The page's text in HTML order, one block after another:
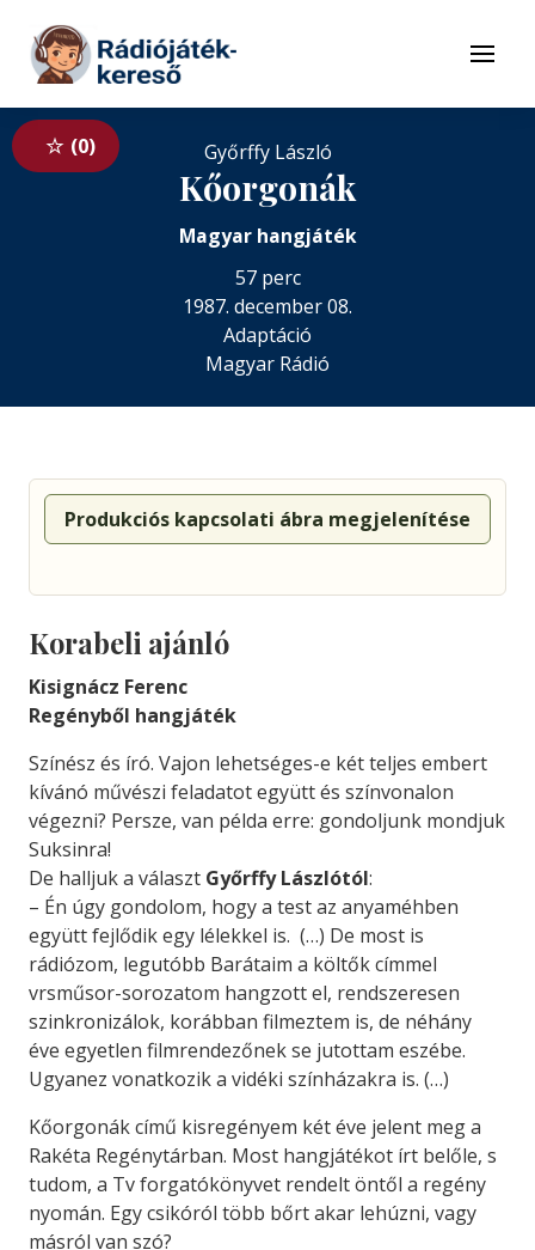
Tovább a tartalomhoz
Menü
0 Győrffy László
Kőorgonák
Magyar hangjáték
57 perc
1987. december 08.
Adaptáció
Magyar Rádió
Produkciós kapcsolati ábra megjelenítése
Korabeli ajánló
Kisignácz Ferenc
Regényből hangjáték
Színész és író. Vajon lehetséges-e két teljes embert
kívánó művészi feladatot együtt és színvonalon
végezni? Persze, van példa erre: gondoljunk mondjuk
Suksinra!
De halljuk a választ Győrffy Lászlótól:
– Én úgy gondolom, hogy a test az anyaméhben
együtt fejlődik egy lélekkel is. (…) De most is
rádiózom, leg­utóbb Barátaim a költők címmel
vrsműsor-sorozatom hangzott el, rendszeresen
szinkronizálok, korábban filmeztem is, de néhány
éve egyetlen filmrendezőnek se jutottam eszébe.
Ugyanez vonatkozik a vidéki szín­házakra is. (…)
Kőorgonák című kisregényem két éve je­lent meg a
Rakéta Regénytárban. Most hangjátékot írt belőle, s
tudom, a Tv for­gatókönyvet rendelt öntől a regény
nyomán. Egy csikóról több bőrt akar lehúzni, vagy
másról van szó?